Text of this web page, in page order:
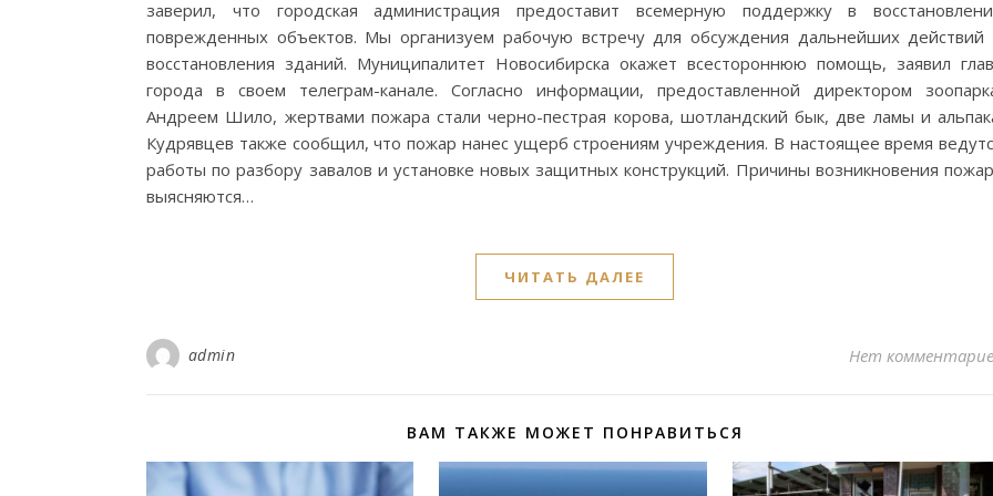
заверил, что городская администрация предоставит всемерную поддержку в
поврежденных объектов. Мы организуем рабочую встречу для обсуждения дальнейших действий
восстановления зданий. Муниципалитет Новосибирска окажет всестороннюю помощь, заявил
города в своем телеграм-канале. Согласно информации, предоставленной директором
Андреем Шило, жертвами пожара стали черно-пестрая корова, шотландский бык, две ламы и
Кудрявцев также сообщил, что пожар нанес ущерб строениям учреждения. В настоящее время
работы по разбору завалов и установке новых защитных конструкций. Причины возникновения
выясняются…
ЧИТАТЬ ДАЛЕЕ
admin Нет
ВАМ ТАКЖЕ МОЖЕТ ПОНРАВИТЬСЯ